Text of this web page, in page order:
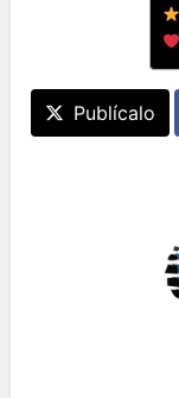
Publícalo